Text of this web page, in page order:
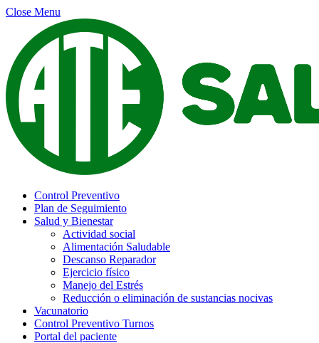
Close Menu
Control Preventivo
Plan de Seguimiento
Salud y Bienestar
Actividad social
Alimentación Saludable
Descanso Reparador
Ejercicio físico
Manejo del Estrés
Reducción o eliminación de sustancias nocivas
Vacunatorio
Control Preventivo Turnos
Portal del paciente